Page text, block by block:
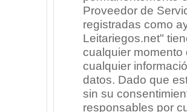
Proveedor de
registradas como
Leitariegos.net"
cualquier
cualquier
datos. Dado que
sin su
responsables por